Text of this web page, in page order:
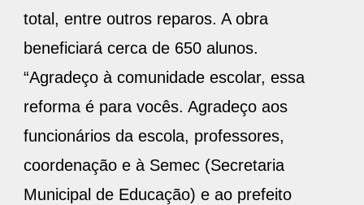
total, entre outros reparos. A obra
beneficiará cerca de 650 alunos.
“Agradeço à comunidade escolar, essa
reforma é para vocês. Agradeço aos
funcionários da escola, professores,
coordenação e à Semec (Secretaria
Municipal de Educação) e ao prefeito